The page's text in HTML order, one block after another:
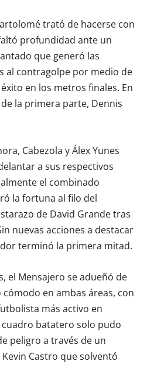
trató de hacerse con
profundidad ante un
que generó las
al contragolpe por medio de
en los metros finales. En
la primera parte, Dennis
Cabezola y Álex Yunes
a sus respectivos
el combinado
la fortuna al filo del
de David Grande tras
nuevas acciones a destacar
terminó la primera mitad.
el Mensajero se adueñó de
en ambas áreas, con
más activo en
batatero solo pudo
peligro a través de un
Castro que solventó